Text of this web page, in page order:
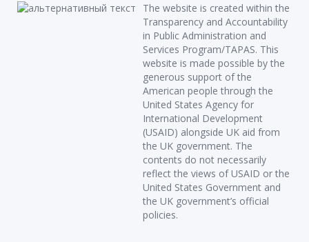
The website is created within the
Transparency and Accountability
in Public Administration and
Services Program/TAPAS. This
website is made possible by the
generous support of the
American people through the
United States Agency for
International Development
(USAID) alongside UK aid from
the UK government. The
contents do not necessarily
reflect the views of USAID or the
United States Government and
the UK government’s official
policies.